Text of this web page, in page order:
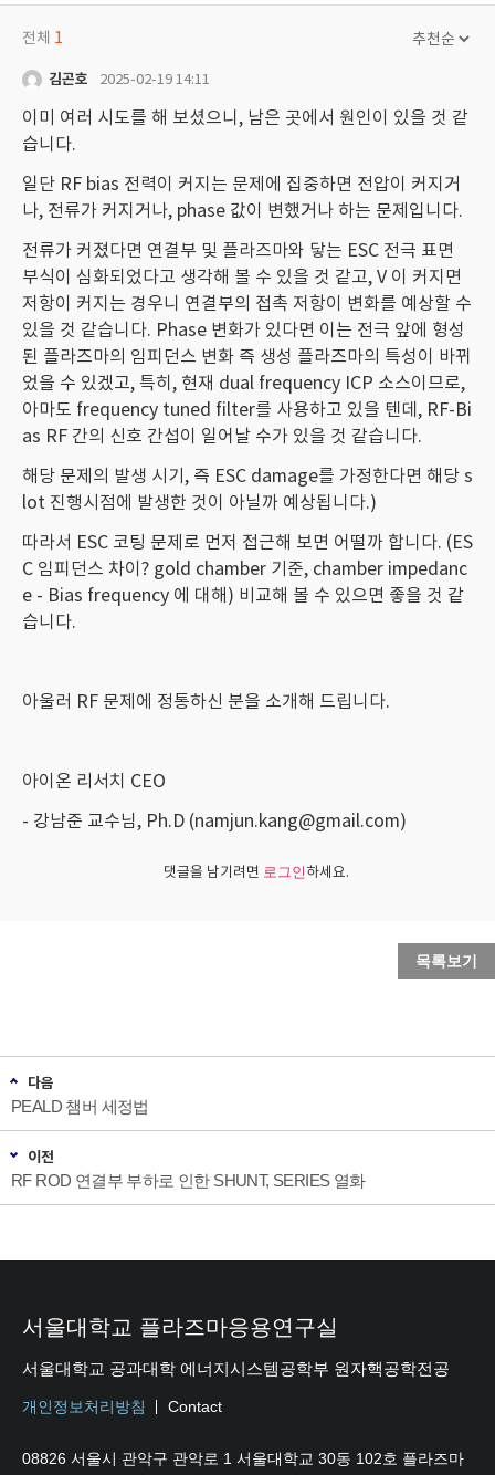
전체 1
김곤호 2025-02-19 14:11
이미 여러 시도를 해 보셨으니, 남은 곳에서 원인이 있을 것 같
습니다.
일단 RF bias 전력이 커지는 문제에 집중하면 전압이 커지거
나, 전류가 커지거나, phase 값이 변했거나 하는 문제입니다.
전류가 커졌다면 연결부 및 플라즈마와 닿는 ESC 전극 표면
부식이 심화되었다고 생각해 볼 수 있을 것 같고, V 이 커지면
저항이 커지는 경우니 연결부의 접촉 저항이 변화를 예상할 수
있을 것 같습니다. Phase 변화가 있다면 이는 전극 앞에 형성
된 플라즈마의 임피던스 변화 즉 생성 플라즈마의 특성이 바뀌
었을 수 있겠고, 특히, 현재 dual frequency ICP 소스이므로,
아마도 frequency tuned filter를 사용하고 있을 텐데, RF-Bi
as RF 간의 신호 간섭이 일어날 수가 있을 것 같습니다.
해당 문제의 발생 시기, 즉 ESC damage를 가정한다면 해당 s
lot 진행시점에 발생한 것이 아닐까 예상됩니다.)
따라서 ESC 코팅 문제로 먼저 접근해 보면 어떨까 합니다. (ES
C 임피던스 차이? gold chamber 기준, chamber impedanc
e - Bias frequency 에 대해) 비교해 볼 수 있으면 좋을 것 같
습니다.
아울러 RF 문제에 정통하신 분을 소개해 드립니다.
아이온 리서치 CEO
- 강남준 교수님, Ph.D (namjun.kang@gmail.com)
댓글을 남기려면 로그인 하세요.
목록보기
다음
PEALD 챔버 세정법
이전
RF ROD 연결부 부하로 인한 SHUNT, SERIES 열화
서울대학교 플라즈마응용연구실
서울대학교 공과대학 에너지시스템공학부 원자핵공학전공
개인정보처리방침 Contact
08826 서울시 관악구 관악로 1 서울대학교 30동 102호 플라즈마